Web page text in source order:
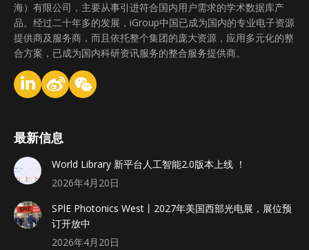
海）有限公司，主要从事引进符合国内用户需求的学术数据库产
品。经过二十年多的发展，iGroup中国已成为国内的专业电子资源
提供商及服务商，而且依托整个集团的庞大资源，应用多元化的整
合方案，已成为国内科研资讯服务的整合服务提供商。
最新信息
World Library 新平台人工智能2.0版本上线 ！
2026年4月20日
SPlE Photonics West丨2027年美国西部光电展，展位预
订开放中
2026年4月20日